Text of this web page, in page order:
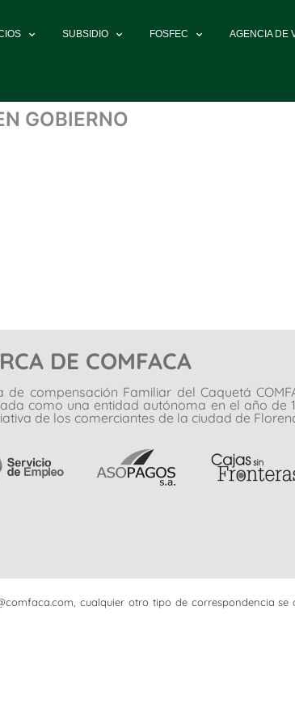
SUBSIDIO FOSFEC AGENCIA DE
GOBIERNO
DE COMFACA
de compensación Familiar del Caquetá
como una entidad autónoma en el año de
de los comerciantes de la ciudad de
cualquier otro tipo de correspondencia se